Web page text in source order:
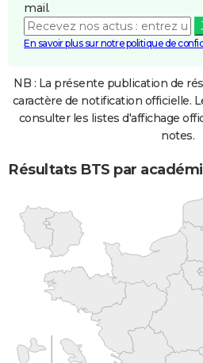
mail.
En savoir plus sur notre politique de
NB : La présente publication de
caractère de notification officielle.
consulter les listes d'affichage
notes.
Résultats BTS par